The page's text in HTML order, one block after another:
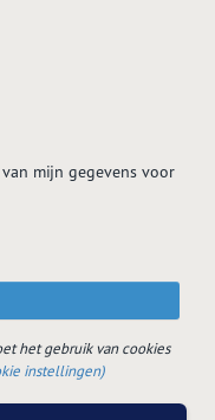
mijn gegevens voor
het gebruik van cookies
instellingen)